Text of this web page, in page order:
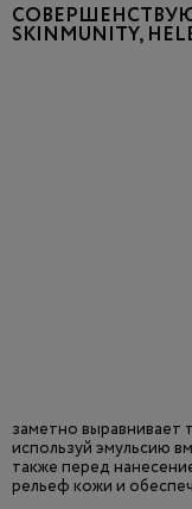
SKINMUNITY,
заметно выравнивает
используй эмульсию
также перед
рельеф кожи и